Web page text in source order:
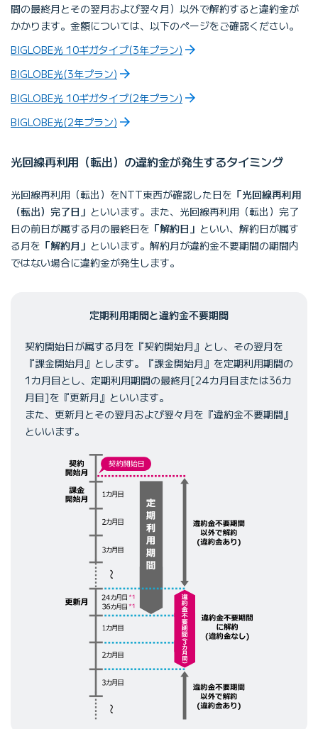
間の最終月とその翌月および翌々月）以外で解約すると違約金が
かかります。金額については、以下のページをご確認ください。
BIGLOBE光 10ギガタイプ(3年プラン)
BIGLOBE光(3年プラン)
BIGLOBE光 10ギガタイプ(2年プラン)
BIGLOBE光(2年プラン)
光回線再利用（転出）の違約金が発生するタイミング
光回線再利用（転出）をNTT東西が確認した日を 「光回線再利用
（転出）完了日」 といいます。また、光回線再利用（転出）完了
日の前日が属する月の最終日を 「解約日」 といい、解約日が属す
る月を 「解約月」 といいます。解約月が違約金不要期間の期間内
ではない場合に違約金が発生します。
定期利用期間と違約金不要期間
契約開始日が属する月を『契約開始月』とし、その翌月を
『課金開始月』とします。『課金開始月』を定期利用期間の
1カ月目とし、定期利用期間の最終月[24カ月目または36カ
月目]を『更新月』といいます。
また、更新月とその翌月および翌々月を『違約金不要期間』
といいます。